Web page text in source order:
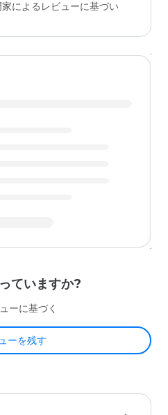
によるレビューに基づい
ていますか?
ーに基づく
ーを残す